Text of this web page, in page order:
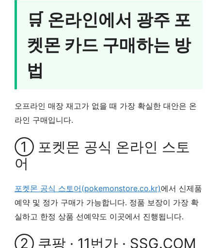
🛒 온라인에서 광주 포
켓몬 카드 구매하는 방
법
오프라인 매장 재고가 없을 때 가장 확실한 대안은 온
라인 구매입니다.
① 포켓몬 공식 온라인 스토
어
포켓몬 공식 스토어(pokemonstore.co.kr)에서 신제품
예약 및 정가 구매가 가능합니다. 정품 보장이 가장 확
실하고 한정 상품 선예약도 이곳에서 진행됩니다.
② 쿠팡 · 11번가 · SSG.COM